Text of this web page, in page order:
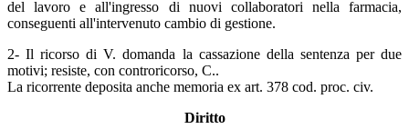
del lavoro e all'ingresso di nuovi collaboratori nella farmacia,
conseguenti all'intervenuto cambio di gestione.
2- Il ricorso di V. domanda la cassazione della sentenza per due
motivi; resiste, con controricorso, C..
La ricorrente deposita anche memoria ex art. 378 cod. proc. civ.
Diritto